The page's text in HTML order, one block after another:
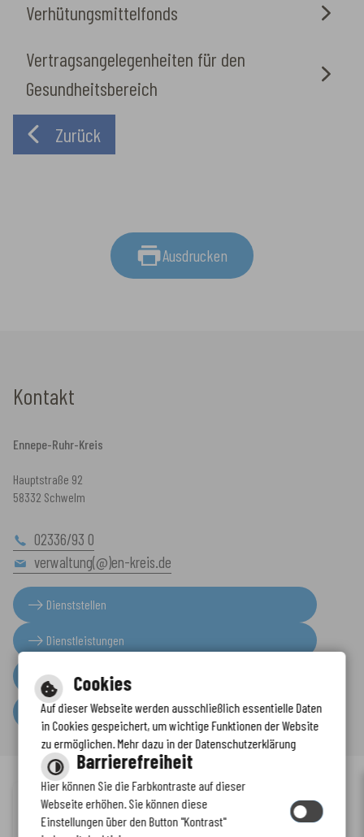
Verhütungsmittelfonds
Vertragsangelegenheiten für den
Gesundheitsbereich
Zurück
Ausdrucken
Kontakt
Ennepe-Ruhr-Kreis
Hauptstraße 92
58332 Schwelm
02336/93 0
verwaltung(@)en-kreis.de
Dienststellen
Dienstleistungen
Presseinformationen
Serviceportal
Inhalt-Impressum-Datenschutzerklärung Kontaktformular -
Barrierefreiheit
Immer auf dem neuesten Stand
www.enkreis.de möchte Ihnen Benachrichtigungen senden
Cookies
Auf dieser Webseite werden ausschließlich essentielle Daten
in Cookies gespeichert, um wichtige Funktionen der Website
zu ermöglichen. Mehr dazu in der Datenschutzerklärung
Barrierefreiheit
Hier können Sie die Farbkontraste auf dieser
Webseite erhöhen. Sie können diese
Einstellungen über den Button "Kontrast"